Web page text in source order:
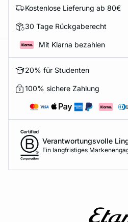
Kostenlose Lieferung ab 80€
30 Tage Rückgaberecht
Mit Klarna bezahlen
20% für Studenten
100% sichere Zahlung
Verantwortungsvolle
Ein langfristiges